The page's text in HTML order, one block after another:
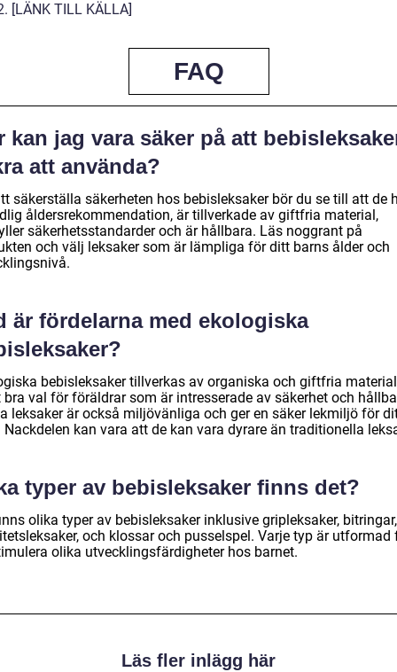
[LÄNK TILL KÄLLA]
FAQ
kan jag vara säker på att
att använda?
säkerställa säkerheten hos bebisleksaker bör du se till att de
åldersrekommendation, är tillverkade av giftfria material,
säkerhetsstandarder och är hållbara. Läs noggrant på
och välj leksaker som är lämpliga för ditt barns ålder och
är fördelarna med ekologiska
bebisleksaker tillverkas av organiska och giftfria
bra val för föräldrar som är intresserade av säkerhet och
leksaker är också miljövänliga och ger en säker lekmiljö för
Nackdelen kan vara att de kan vara dyrare än traditionella
typer av bebisleksaker finns det?
olika typer av bebisleksaker inklusive gripleksaker, bitringar,
och klossar och pusselspel. Varje typ är utformad
olika utvecklingsfärdigheter hos barnet.
Läs fler inlägg här